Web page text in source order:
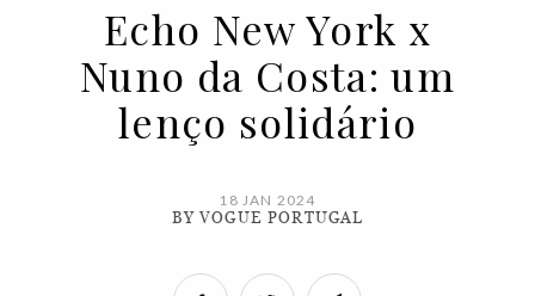
Echo New York x
Nuno da Costa: um
lenço solidário
18 JAN 2024
BY VOGUE PORTUGAL